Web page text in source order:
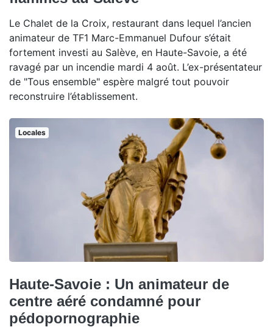
Le Chalet de la Croix, restaurant dans lequel l’ancien
animateur de TF1 Marc-Emmanuel Dufour s’était
fortement investi au Salève, en Haute-Savoie, a été
ravagé par un incendie mardi 4 août. L’ex-présentateur
de "Tous ensemble" espère malgré tout pouvoir
reconstruire l’établissement.
Locales
Haute-Savoie : Un animateur de
centre aéré condamné pour
pédopornographie